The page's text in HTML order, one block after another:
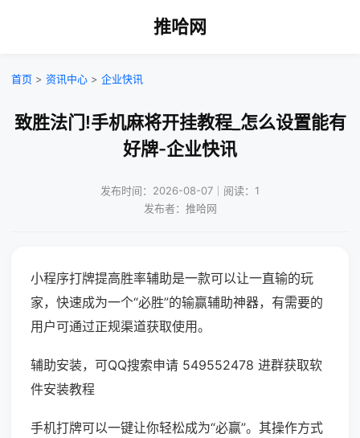
推哈网
首页 > 资讯中心 > 企业快讯
致胜法门!手机麻将开挂教程_怎么设置能有
好牌-企业快讯
发布时间：2026-08-07｜阅读：1
发布者：推哈网
小程序打牌提高胜率辅助是一款可以让一直输的玩
家，快速成为一个“必胜”的输赢辅助神器，有需要的
用户可通过正规渠道获取使用。
辅助安装，可QQ搜索申请 549552478 进群获取软
件安装教程
手机打牌可以一键让你轻松成为“必赢”。其操作方式